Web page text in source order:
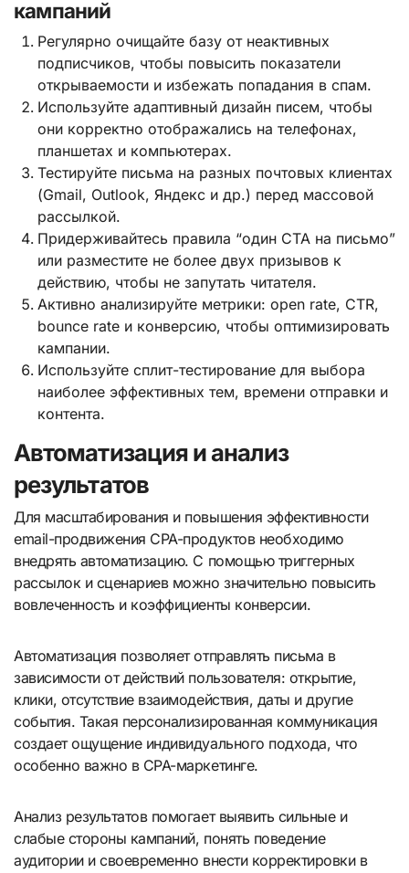
кампаний
Регулярно очищайте базу от неактивных
подписчиков, чтобы повысить показатели
открываемости и избежать попадания в спам.
Используйте адаптивный дизайн писем, чтобы
они корректно отображались на телефонах,
планшетах и компьютерах.
Тестируйте письма на разных почтовых клиентах
(Gmail, Outlook, Яндекс и др.) перед массовой
рассылкой.
Придерживайтесь правила “один CTA на письмо”
или разместите не более двух призывов к
действию, чтобы не запутать читателя.
Активно анализируйте метрики: open rate, CTR,
bounce rate и конверсию, чтобы оптимизировать
кампании.
Используйте сплит-тестирование для выбора
наиболее эффективных тем, времени отправки и
контента.
Автоматизация и анализ
результатов
Для масштабирования и повышения эффективности
email-продвижения CPA-продуктов необходимо
внедрять автоматизацию. С помощью триггерных
рассылок и сценариев можно значительно повысить
вовлеченность и коэффициенты конверсии.
Автоматизация позволяет отправлять письма в
зависимости от действий пользователя: открытие,
клики, отсутствие взаимодействия, даты и другие
события. Такая персонализированная коммуникация
создает ощущение индивидуального подхода, что
особенно важно в CPA-маркетинге.
Анализ результатов помогает выявить сильные и
слабые стороны кампаний, понять поведение
аудитории и своевременно внести корректировки в